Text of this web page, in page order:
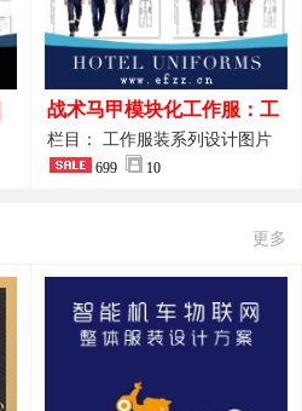
战术马甲模块化工作服：工
程巡检与设备调试岗位的多
功能收纳设计
栏目： 工作服装系列设计图片
699 10
更多